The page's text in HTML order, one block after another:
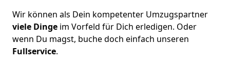
Wir können als Dein kompetenter Umzugspartner
viele Dinge im Vorfeld für Dich erledigen. Oder
wenn Du magst, buche doch einfach unseren
Fullservice.